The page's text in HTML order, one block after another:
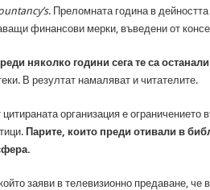
. Преломната година в
финансови мерки, въведени от
няколко години сега те са останали
В резултат намаляват и читателите.
организация е ограничението
Парите, които преди отивали в
заяви в телевизионно предаване, че